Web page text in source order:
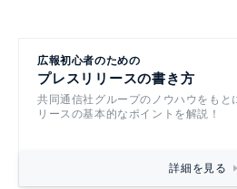
広報初心者のための
プレスリリースの書き方
共同通信社グループのノウハウをもと
リースの基本的なポイントを解説！
詳細を見る